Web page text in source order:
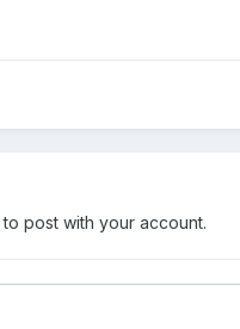
to post with your account.